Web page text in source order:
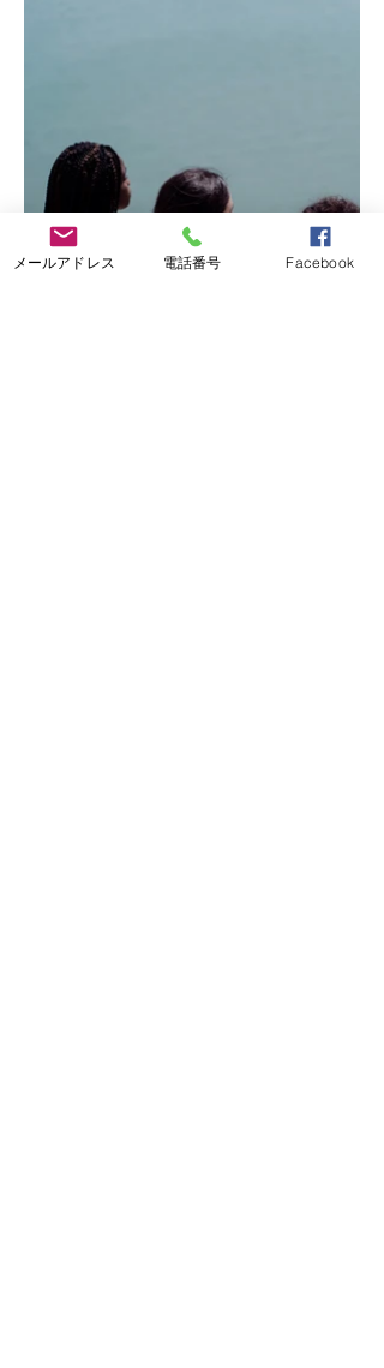
メールアドレス 電話番号 Facebook